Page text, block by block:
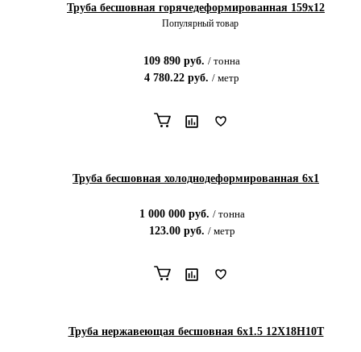
Труба бесшовная горячедеформированная 159х12
Популярный товар
109 890 руб. / тонна
4 780.22 руб. / метр
Труба бесшовная холоднодеформированная 6х1
1 000 000руб. / тонна
123.00руб. / метр
Труба нержавеющая бесшовная 6х1.5 12Х18Н10Т